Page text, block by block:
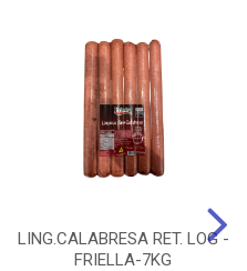
LING.CALABRESA RET. LOG -
FRIELLA-7KG